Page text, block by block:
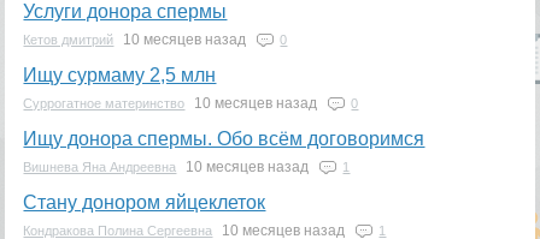
Услуги донора спермы
Кетов дмитрий 10 месяцев назад 0
Ищу сурмаму 2,5 млн
Суррогатное материнство 10 месяцев назад 0
Ищу донора спермы. Обо всём договоримся
Вишнева Яна Андреевна 10 месяцев назад 1
Стану донором яйцеклеток
Кондракова Полина Сергеевна 10 месяцев назад 1